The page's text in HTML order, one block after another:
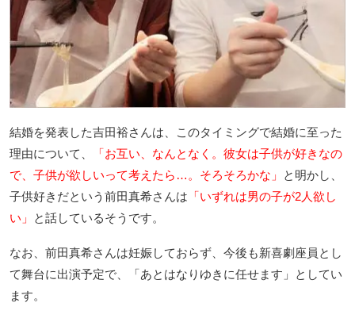
結婚を発表した吉田裕さんは、このタイミングで結婚に至った
理由について、
「お互い、なんとなく。彼女は子供が好きなの
で、子供が欲しいって考えたら…。そろそろかな」
と明かし、
子供好きだという前田真希さんは 「いずれは男の子が2人欲し
い」
と話しているそうです。
なお、前田真希さんは妊娠しておらず、今後も新喜劇座員とし
て舞台に出演予定で、「あとはなりゆきに任せます」としてい
ます。